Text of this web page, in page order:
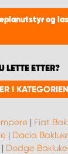
og
LETTE ETTER?
I
| Fiat
| Dacia
| Dodge